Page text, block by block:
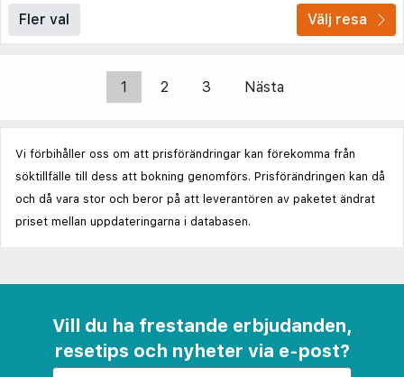
Fler val Välj resa
1 2 3 Nästa
Vi förbihåller oss om att prisförändringar kan förekomma från
söktillfälle till dess att bokning genomförs. Prisförändringen kan då
och då vara stor och beror på att leverantören av paketet ändrat
priset mellan uppdateringarna i databasen.
Vill du ha frestande erbjudanden,
resetips och nyheter via e-post?